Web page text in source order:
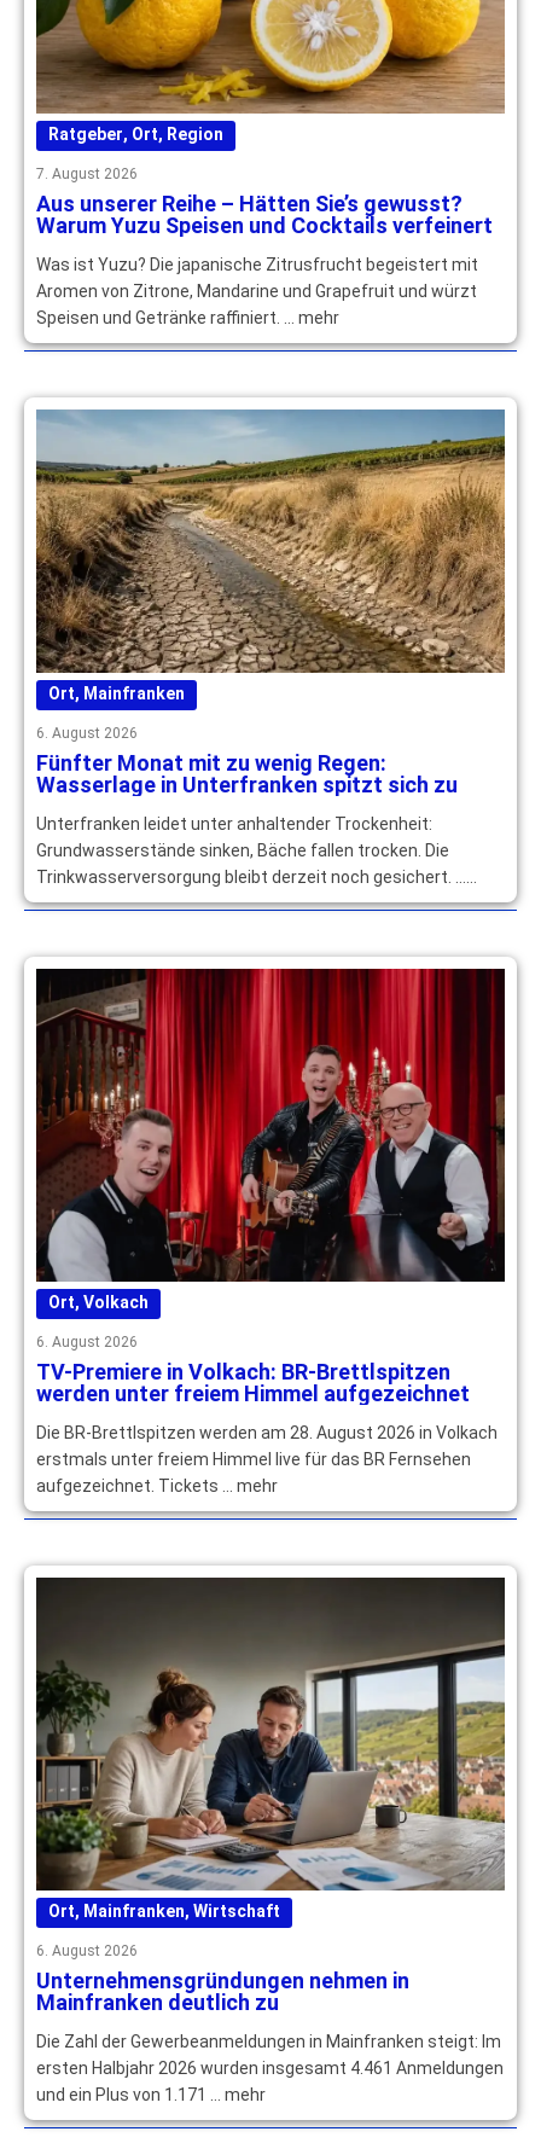
Ratgeber, Ort, Region
7. August 2026
Aus unserer Reihe – Hätten Sie’s gewusst?
Warum Yuzu Speisen und Cocktails verfeinert
Was ist Yuzu? Die japanische Zitrusfrucht begeistert mit
Aromen von Zitrone, Mandarine und Grapefruit und würzt
Speisen und Getränke raffiniert. … mehr
Ort, Mainfranken
6. August 2026
Fünfter Monat mit zu wenig Regen:
Wasserlage in Unterfranken spitzt sich zu
Unterfranken leidet unter anhaltender Trockenheit:
Grundwasserstände sinken, Bäche fallen trocken. Die
Trinkwasserversorgung bleibt derzeit noch gesichert. …
mehr
Ort, Volkach
6. August 2026
TV-Premiere in Volkach: BR-Brettlspitzen
werden unter freiem Himmel aufgezeichnet
Die BR-Brettlspitzen werden am 28. August 2026 in Volkach
erstmals unter freiem Himmel live für das BR Fernsehen
aufgezeichnet. Tickets … mehr
Ort, Mainfranken, Wirtschaft
6. August 2026
Unternehmensgründungen nehmen in
Mainfranken deutlich zu
Die Zahl der Gewerbeanmeldungen in Mainfranken steigt: Im
ersten Halbjahr 2026 wurden insgesamt 4.461 Anmeldungen
und ein Plus von 1.171 … mehr